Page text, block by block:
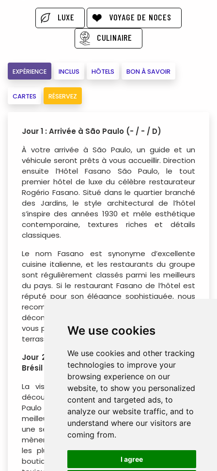
We use cookies
We use cookies and other tracking
technologies to improve your
browsing experience on our
website, to show you personalized
content and targeted ads, to
analyze our website traffic, and to
understand where our visitors are
coming from.
I agree
LUXE
VOYAGE DE NOCES
CULINAIRE
EXPÉRIENCE INCLUS HÔTELS BON À SAVOIR
CARTES RÉSERVEZ
Jour 1 : Arrivée à São Paulo (- / - / D)
À votre arrivée à São Paulo, un guide et un
véhicule seront prêts à vous accueillir. Direction
ensuite l’Hôtel Fasano São Paulo, le tout
premier hôtel de luxe du célèbre restaurateur
Rogério Fasano. Situé dans le quartier branché
des Jardins, le style architectural de l’hôtel
s’inspire des années 1930 et mêle esthétique
contemporaine, textures riches et détails
classiques.
Le nom Fasano est synonyme d’excellente
cuisine italienne, et les restaurants du groupe
sont régulièrement classés parmi les meilleurs
du pays. Si le restaurant Fasano de l’hôtel est
réputé pour son élégance sophistiquée, nous
recommandons pour le déjeuner le bistrot plus
décontracté Gero, juste au coin de la rue, où
vous pourrez savourer un repas tranquille sur la
terrasse surplombant la Rua Vittorio Fasano.
Jour 2 : São Paulo, capitale de la mode au
Brésil (B / - / -)
La visite de ce matin vous permettra de
découvrir la scène mode très réputée de São
Paulo ; en commençant par une virée dans les
meilleurs centres commerciaux de la ville pour
une séance de shopping. La promenade vous
mènera ensuite dans les rues commerçantes
les plus exclusives de São Paulo, dans des
boutiques tendance et dans le quartier